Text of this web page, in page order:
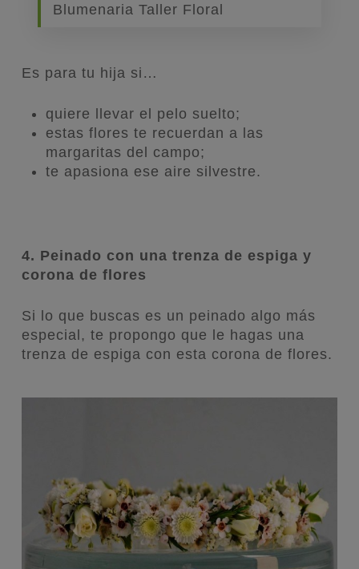
Blumenaria Taller Floral
Es para tu hija si…
quiere llevar el pelo suelto;
estas flores te recuerdan a las
margaritas del campo;
te apasiona ese aire silvestre.
4. Peinado con una trenza de espiga y
corona de flores
Si lo que buscas es un peinado algo más
especial, te propongo que le hagas una
trenza de espiga con esta corona de flores.